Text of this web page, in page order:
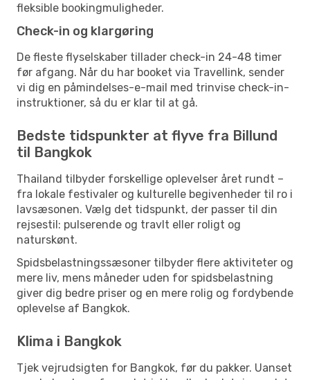
fleksible bookingmuligheder.
Check-in og klargøring
De fleste flyselskaber tillader check-in 24-48 timer
før afgang. Når du har booket via Travellink, sender
vi dig en påmindelses-e-mail med trinvise check-in-
instruktioner, så du er klar til at gå.
Bedste tidspunkter at flyve fra Billund
til Bangkok
Thailand tilbyder forskellige oplevelser året rundt –
fra lokale festivaler og kulturelle begivenheder til ro i
lavsæsonen. Vælg det tidspunkt, der passer til din
rejsestil: pulserende og travlt eller roligt og
naturskønt.
Spidsbelastningssæsoner tilbyder flere aktiviteter og
mere liv, mens måneder uden for spidsbelastning
giver dig bedre priser og en mere rolig og fordybende
oplevelse af Bangkok.
Klima i Bangkok
Tjek vejrudsigten for Bangkok, før du pakker. Uanset